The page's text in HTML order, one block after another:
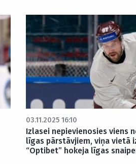
03.11.2025 16:10
Izlasei nepievienosies viens
līgas pārstāvjiem, viņa vietā
“Optibet” hokeja līgas